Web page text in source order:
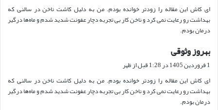
:
ای کاش این مقاله را زودتر خوانده بودم. من به دلیل کاشت ناخن در سالنی که
بهداشت رو رعایت نمی کرد و ناخن کار بی تجربه دچار عفونت شدید شدم و ماه‌ها درگیر
درمان بودم.
بهروز وثوقی
ف
:
1 فروردین 1405 در 1:28 قبل از ظهر
ای کاش این مقاله را زودتر خوانده بودم. من به دلیل کاشت ناخن در سالنی که
بهداشت رو رعایت نمی کرد و ناخن کار بی تجربه دچار عفونت شدید شدم و ماه‌ها درگیر
درمان بودم.